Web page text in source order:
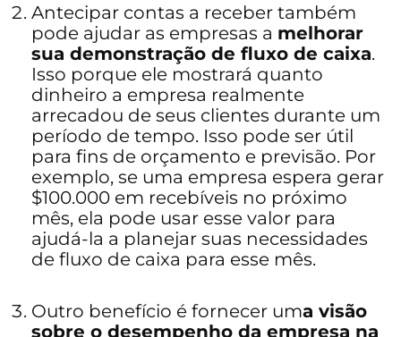
Antecipar contas a receber também
pode ajudar as empresas a melhorar
sua demonstração de fluxo de caixa.
Isso porque ele mostrará quanto
dinheiro a empresa realmente
arrecadou de seus clientes durante um
período de tempo. Isso pode ser útil
para fins de orçamento e previsão. Por
exemplo, se uma empresa espera gerar
$100.000 em recebíveis no próximo
mês, ela pode usar esse valor para
ajudá-la a planejar suas necessidades
de fluxo de caixa para esse mês.
Outro benefício é fornecer uma visão
sobre o desempenho da empresa na